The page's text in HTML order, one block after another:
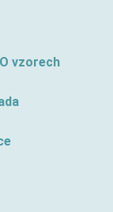
O vzorech